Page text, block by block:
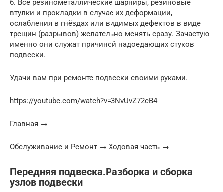
6. Все резинометаллические шарниры, резиновые
втулки и прокладки в случае их деформации,
ослабления в гнёздах или видимых дефектов в виде
трещин (разрывов) желательно менять сразу. Зачастую
именно они служат причиной надоедающих стуков
подвески.
Удачи вам при ремонте подвески своими руками.
https://youtube.com/watch?v=3NvUvZ72cB4
Главная →
Обслуживание и Ремонт → Ходовая часть →
Передняя подвеска.Разборка и сборка
узлов подвески